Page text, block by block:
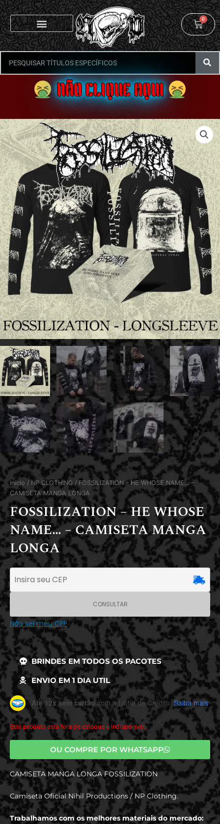
0
NÃO CLIQUE AQUI
Início / NP CLOTHING/ FOSSILIZATION – HE WHOSE NAME… –
CAMISETA MANGA LONGA
FOSSILIZATION – HE WHOSE
NAME… – CAMISETA MANGA
LONGA
CONSULTAR
Não sei meu CEP
BRINDES EM TODOS OS PACOTES
ENVIO EM 1 DIA UTIL
Até 12x sem cartãocom a Linha de Crédito. Saiba mais
Este produto está fora de estoque e indisponível.
OU COMPRE POR WHATSAPP
CAMISETA MANGA LONGA FOSSILIZATION
Camiseta Oficial Nihil Productions / NP Clothing.
Trabalhamos com os melhores materiais do mercado: